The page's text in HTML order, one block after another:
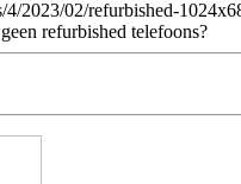
4/2023/02/refurbished-
refurbished telefoons?